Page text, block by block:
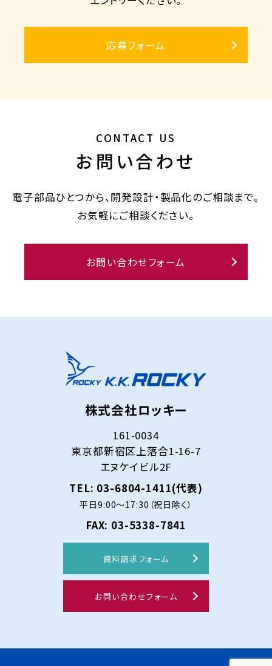
応募フォーム
CONTACT US
お問い合わせ
電子部品ひとつから、開発設計・製品化のご相談まで。
お気軽にご相談ください。
お問い合わせフォーム
株式会社ロッキー
161-0034
東京都新宿区上落合1-16-7
エヌケイビル2F
TEL: 03-6804-1411(代表)
平日9:00～17:30（祝日除く）
FAX: 03-5338-7841
資料請求フォーム
お問い合わせフォーム